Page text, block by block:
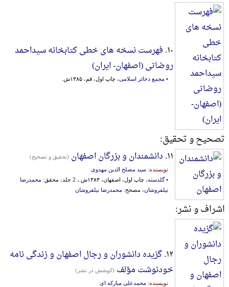
۱۰. فهرست نسخه های خطی کتابخانه سیداحمد
روضاتی (اصفهان- ایران)
• مجمع ذخائر اسلامی، چاپ اول، قم، ۱۳۸۵ش.
تصحیح و تحقیق:
۱۱. دانشمندان و بزرگان اصفهان (تحقیق و تصحیح)
نویسنده: سید مصلح الدین مهدوی
•گلدسته، چاپ اول، اصفهان، ۱۳۸۳ش.، 2 جلد، محقق:
محمدرضا
نیلفروشان، مصحح: محمدرضا نیلفروشان
اشراف و نشر:
۱۲. گزیده دانشوران و رجال اصفهان و زندگی نامه
خودنوشت مؤلف (کوشش در نشر)
نویسنده: محمدعلی مبارکه ای